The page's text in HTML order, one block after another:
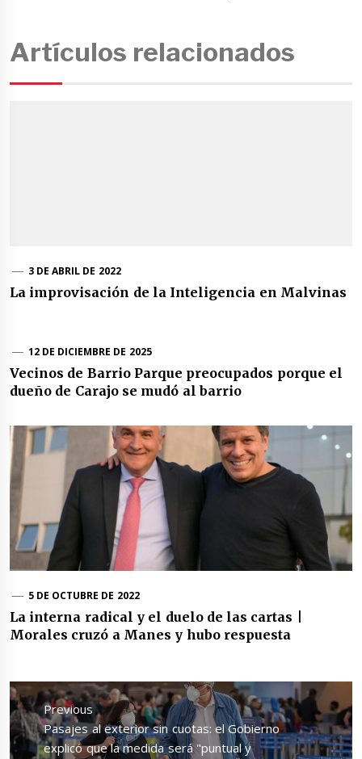
Artículos relacionados
3 DE ABRIL DE 2022
La improvisación de la Inteligencia en Malvinas
12 DE DICIEMBRE DE 2025
Vecinos de Barrio Parque preocupados porque el
dueño de Carajo se mudó al barrio
5 DE OCTUBRE DE 2022
La interna radical y el duelo de las cartas |
Morales cruzó a Manes y hubo respuesta
Navegación
de
entradas
Previous
Previous
post:
Pasajes al exterior sin cuotas: el Gobierno
explicó que la medida será "puntual y